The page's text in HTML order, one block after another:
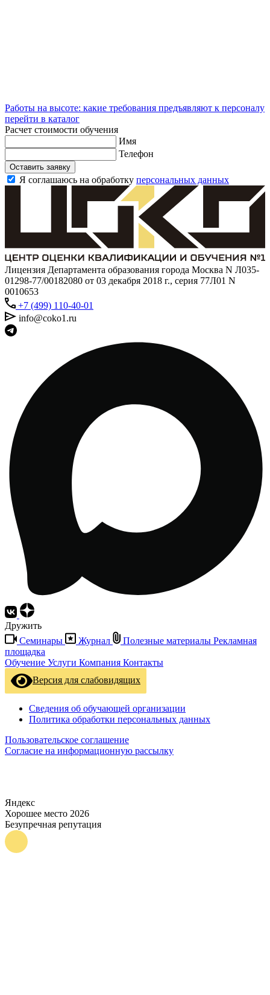
Работы на высоте: какие требования предъявляют к персоналу
перейти в каталог
Расчет стоимости обучения
Имя
Телефон
Оставить заявку
Я соглашаюсь на обработку персональных данных
Лицензия Департамента образования города Москва N Л035-
01298-77/00182080 от 03 декабря 2018 г., серия 77Л01 N
0010653
+7 (499) 110-40-01
info@coko1.ru
Дружить
Семинары
Журнал Полезные материалы Рекламная
площадка
Обучение Услуги Компания Контакты
Версия для слабовидящих
Сведения об обучающей организации
Политика обработки персональных данных
Пользовательское соглашение
Согласие на информационную рассылку
Яндекс
Хорошее место 2026
Безупречная репутация